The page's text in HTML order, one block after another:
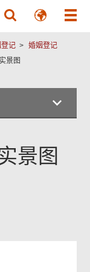
记
婚姻登记
景图
景图